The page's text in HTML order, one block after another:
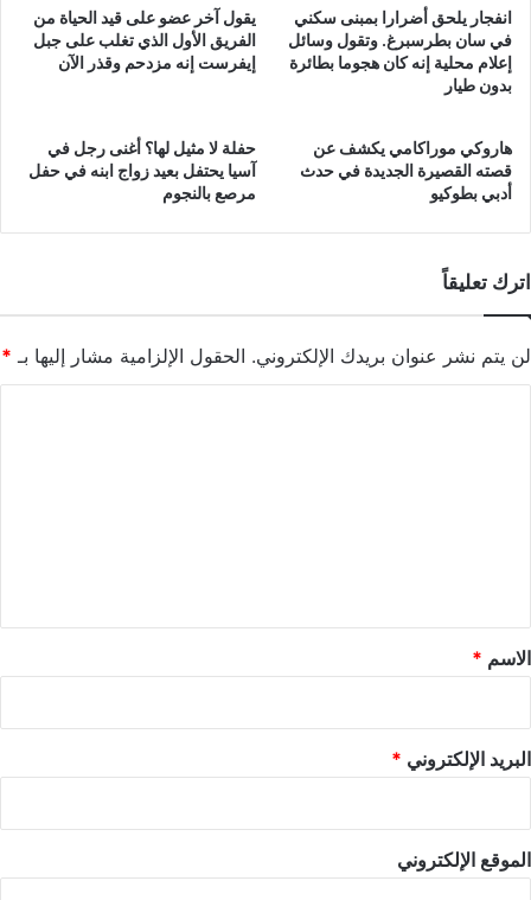
انفجار يلحق أضرارا بمبنى سكني
في سان بطرسبرغ. وتقول وسائل
إعلام محلية إنه كان هجوما بطائرة
بدون طيار
يقول آخر عضو على قيد الحياة من
الفريق الأول الذي تغلب على جبل
إيفرست إنه مزدحم وقذر الآن
هاروكي موراكامي يكشف عن
قصته القصيرة الجديدة في حدث
أدبي بطوكيو
حفلة لا مثيل لها؟ أغنى رجل في
آسيا يحتفل بعيد زواج ابنه في حفل
مرصع بالنجوم
اترك تعليقاً
لن يتم نشر عنوان بريدك الإلكتروني. الحقول الإلزامية مشار إليها بـ *
*
الاسم *
البريد الإلكتروني *
الموقع الإلكتروني